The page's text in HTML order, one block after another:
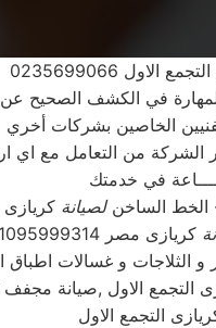
0235699066
في الكشف الصحيح
لصيانة
كريازى مصر 01095999314 ؟
و الثلاجات و غسالات اطباق
التجمع الاول ,صيانة
التجمع الاول